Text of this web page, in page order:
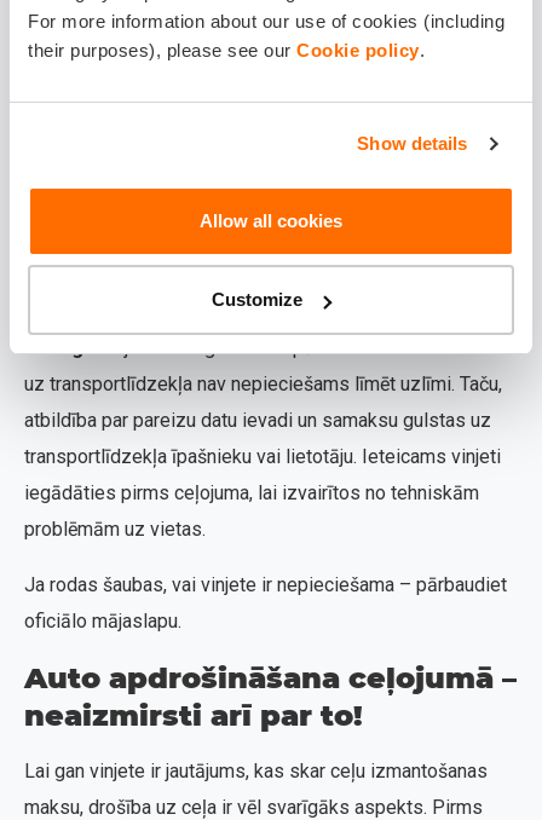
For more information about our use of cookies (including
their purposes), please see our Cookie policy.
Show details
Allow all cookies
Customize
Ievadīt transportlīdzekļa datus (reģistrācijas
numuru, valsti, masu);
Izvēlēties vinjetes termiņu (1 diena, 7 dienas,
Nekavējoties saņemt apstiprinājumu e-pastā.
Svarīgi!Vinjetes derīgums tiek pārbaudīts elektroniski –
uz transportlīdzekļa nav nepieciešams līmēt uzlīmi. Taču,
atbildība par pareizu datu ievadi un samaksu gulstas uz
transportlīdzekļa īpašnieku vai lietotāju. Ieteicams vinjeti
iegādāties pirms ceļojuma, lai izvairītos no tehniskām
problēmām uz vietas.
Ja rodas šaubas, vai vinjete ir nepieciešama – pārbaudiet
oficiālo mājaslapu.
Auto apdrošināšana ceļojumā –
neaizmirsti arī par to!
Lai gan vinjete ir jautājums, kas skar ceļu izmantošanas
maksu, drošība uz ceļa ir vēl svarīgāks aspekts. Pirms